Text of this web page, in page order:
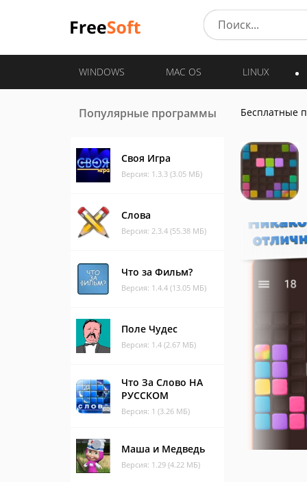
WINDOWS MAC OS LINUX
Популярные программы
Своя Игра
Версия: 1.3.3 (3.05 МБ)
Слова
Версия: 2.3.4 (55.38 МБ)
Что за Фильм?
Версия: 1.4.4 (13.05 МБ)
Поле Чудес
Версия: 1.4 (2.67 МБ)
Что За Слово НА
РУССКОМ
Версия: 1 (3.26 МБ)
Маша и Медведь
Версия: 1.29 (4.22 МБ)
Бесплатные